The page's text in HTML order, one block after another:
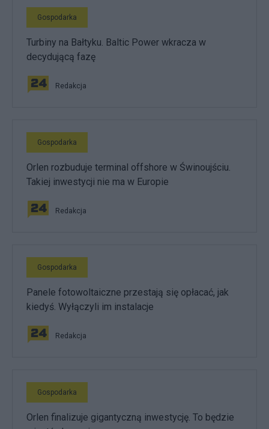
Gospodarka
Turbiny na Bałtyku. Baltic Power wkracza w
decydującą fazę
Redakcja
Gospodarka
Orlen rozbuduje terminal offshore w Świnoujściu.
Takiej inwestycji nie ma w Europie
Redakcja
Gospodarka
Panele fotowoltaiczne przestają się opłacać, jak
kiedyś. Wyłączyli im instalacje
Redakcja
Gospodarka
Orlen finalizuje gigantyczną inwestycję. To będzie